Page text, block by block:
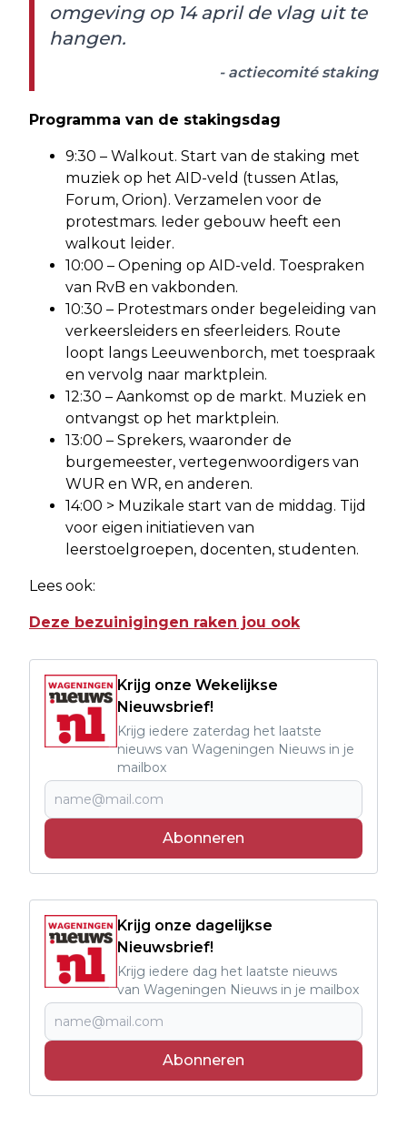
omgeving op 14 april de vlag uit te
hangen.
- actiecomité staking
Programma van de stakingsdag
9:30 – Walkout. Start van de staking met
muziek op het AID-veld (tussen Atlas,
Forum, Orion). Verzamelen voor de
protestmars. Ieder gebouw heeft een
walkout leider.
10:00 – Opening op AID-veld. Toespraken
van RvB en vakbonden.
10:30 – Protestmars onder begeleiding van
verkeersleiders en sfeerleiders. Route
loopt langs Leeuwenborch, met toespraak
en vervolg naar marktplein.
12:30 – Aankomst op de markt. Muziek en
ontvangst op het marktplein.
13:00 – Sprekers, waaronder de
burgemeester, vertegenwoordigers van
WUR en WR, en anderen.
14:00 > Muzikale start van de middag. Tijd
voor eigen initiatieven van
leerstoelgroepen, docenten, studenten.
Lees ook:
Deze bezuinigingen raken jou ook
Krijg onze Wekelijkse
Nieuwsbrief!
Krijg iedere zaterdag het laatste
nieuws van Wageningen Nieuws in je
mailbox
Abonneren
Krijg onze dagelijkse
Nieuwsbrief!
Krijg iedere dag het laatste nieuws
van Wageningen Nieuws in je mailbox
Abonneren